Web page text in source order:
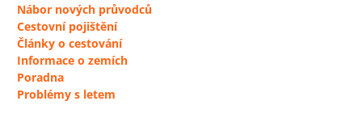
Nábor nových průvodců
Cestovní pojištění
Články o cestování
Informace o zemích
Poradna
Problémy s letem